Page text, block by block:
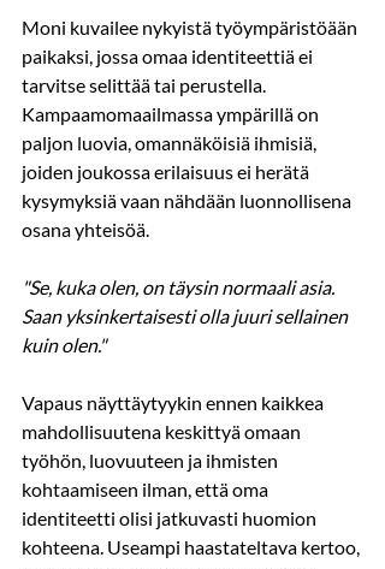
Moni kuvailee nykyistä työympäristöään
paikaksi, jossa omaa identiteettiä ei
tarvitse selittää tai perustella.
Kampaamomaailmassa ympärillä on
paljon luovia, omannäköisiä ihmisiä,
joiden joukossa erilaisuus ei herätä
kysymyksiä vaan nähdään luonnollisena
osana yhteisöä.
"Se, kuka olen, on täysin normaali asia.
Saan yksinkertaisesti olla juuri sellainen
kuin olen."
Vapaus näyttäytyykin ennen kaikkea
mahdollisuutena keskittyä omaan
työhön, luovuuteen ja ihmisten
kohtaamiseen ilman, että oma
identiteetti olisi jatkuvasti huomion
kohteena. Useampi haastateltava kertoo,